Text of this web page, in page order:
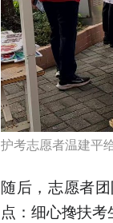
护考志愿者温建平
随后，志愿者
点：细心搀扶